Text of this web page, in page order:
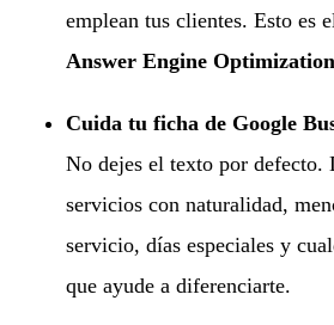
emplean tus clientes. Esto es
Answer Engine Optimization
Cuida tu ficha de Google
No dejes el texto por defecto.
servicios con naturalidad,
servicio, días especiales y
que ayude a diferenciarte.